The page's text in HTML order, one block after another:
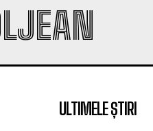
ULTIMELE ȘTIRI